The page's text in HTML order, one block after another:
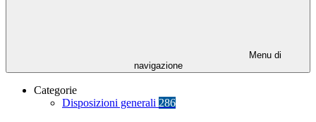
Menu di
navigazione
Categorie
Disposizioni generali 286